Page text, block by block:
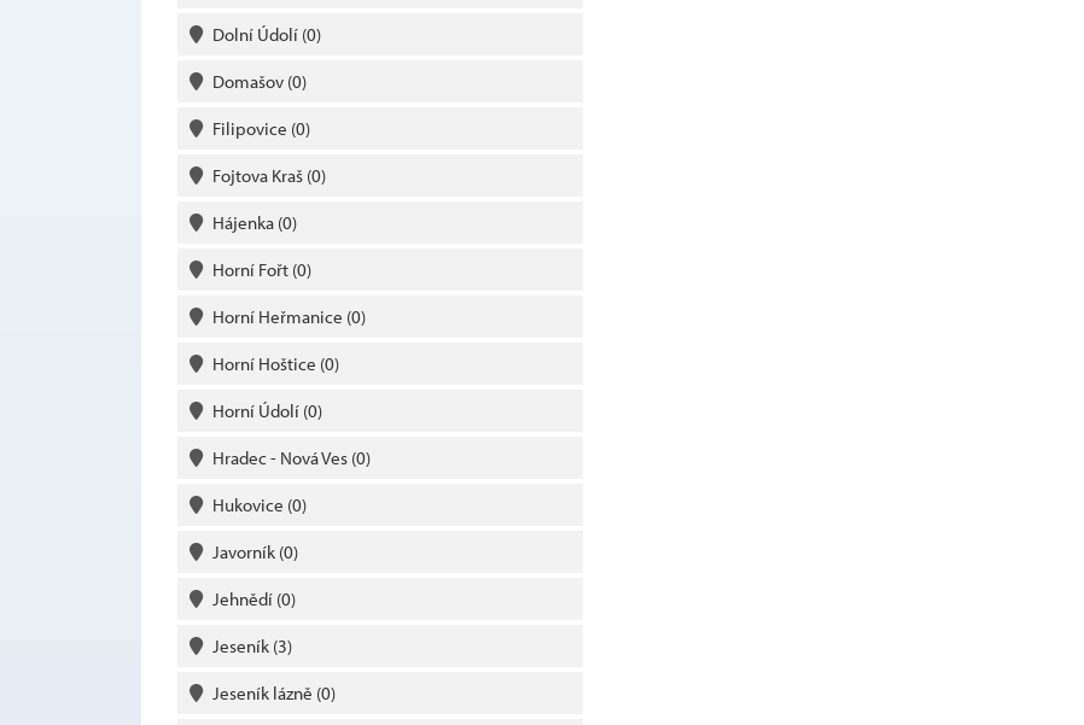
Dolní Údolí (0)
Domašov (0)
Filipovice (0)
Fojtova Kraš (0)
Hájenka (0)
Horní Fořt (0)
Horní Heřmanice (0)
Horní Hoštice (0)
Horní Údolí (0)
Hradec - Nová Ves (0)
Hukovice (0)
Javorník (0)
Jehnědí (0)
Jeseník (3)
Jeseník lázně (0)